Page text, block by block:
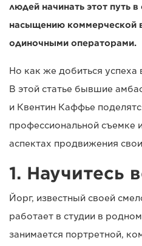
людей начинать этот путь
насыщению коммерческой
одиночными операторами.
Но как же добиться успеха
В этой статье бывшие
и Квентин Каффье
профессиональной съемке
аспектах продвижения
1. Научитесь
Йорг, известный своей
работает в студии в
занимается портретной,